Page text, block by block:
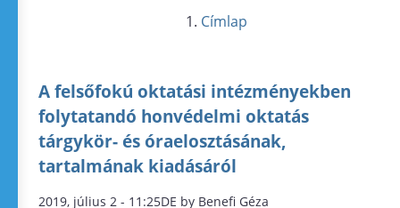
Címlap
A felsőfokú oktatási intézményekben
folytatandó honvédelmi oktatás
tárgykör- és óraelosztásának,
tartalmának kiadásáról
2019, július 2 - 11:25DE by Benefi Géza